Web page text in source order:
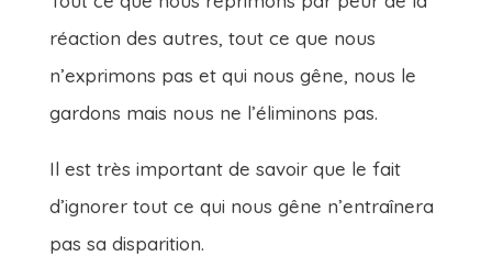
réaction des autres, tout ce que nous
n’exprimons pas et qui nous gêne, nous le
gardons mais nous ne l’éliminons pas.
Il est très important de savoir que le fait
d’ignorer tout ce qui nous gêne n’entraînera
pas sa disparition.